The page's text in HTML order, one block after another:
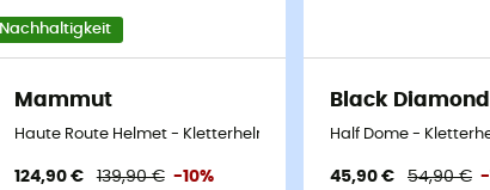
Nachhaltigkeit
Mammut
Haute Route Helmet - Kletterhelm
124,90 € 139,90 € -10%
Black Diamond
Half Dome -
45,90 € 54,90 € -